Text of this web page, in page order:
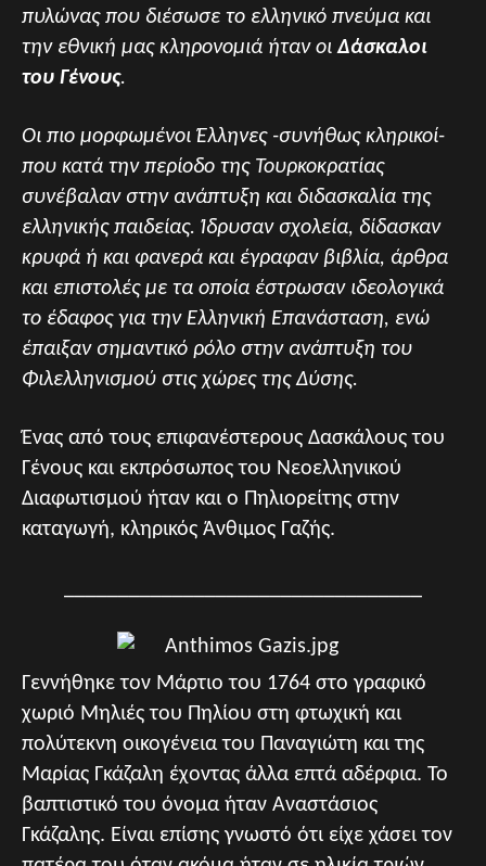
πυλώνας που διέσωσε το ελληνικό πνεύμα και
την εθνική μας κληρονομιά ήταν οι Δάσκαλοι
του Γένους.
Οι πιο μορφωμένοι Έλληνες -συνήθως κληρικοί-
που κατά την περίοδο της Τουρκοκρατίας
συνέβαλαν στην ανάπτυξη και διδασκαλία της
ελληνικής παιδείας. Ίδρυσαν σχολεία, δίδασκαν
κρυφά ή και φανερά και έγραφαν βιβλία, άρθρα
και επιστολές με τα οποία έστρωσαν ιδεολογικά
το έδαφος για την Ελληνική Επανάσταση, ενώ
έπαιξαν σημαντικό ρόλο στην ανάπτυξη του
Φιλελληνισμού στις χώρες της Δύσης.
Ένας από τους επιφανέστερους Δασκάλους του
Γένους και εκπρόσωπος του Νεοελληνικού
Διαφωτισμού ήταν και ο Πηλιορείτης στην
καταγωγή, κληρικός Άνθιμος Γαζής.
Γεννήθηκε τον Μάρτιο του 1764 στο γραφικό
χωριό Μηλιές του Πηλίου στη φτωχική και
πολύτεκνη οικογένεια του Παναγιώτη και της
Μαρίας Γκάζαλη έχοντας άλλα επτά αδέρφια. Το
βαπτιστικό του όνομα ήταν Αναστάσιος
Γκάζαλης. Είναι επίσης γνωστό ότι είχε χάσει τον